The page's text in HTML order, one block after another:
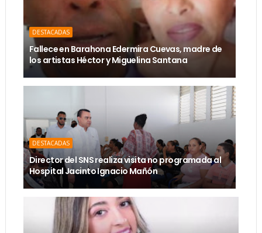
DESTACADAS
Fallece en Barahona Edermira Cuevas, madre de
los artistas Héctor y Miguelina Santana
DESTACADAS
Director del SNS realiza visita no programada al
Hospital Jacinto Ignacio Mañón